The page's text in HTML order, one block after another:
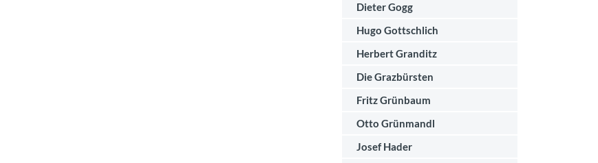
Dieter Gogg
Hugo Gottschlich
Herbert Granditz
Die Grazbürsten
Fritz Grünbaum
Otto Grünmandl
Josef Hader